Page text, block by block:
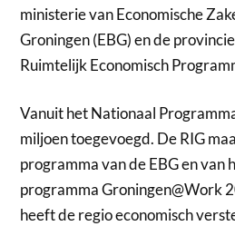
ministerie van Economische
Groningen (EBG) en de
Ruimtelijk Economisch
Vanuit het Nationaal
miljoen toegevoegd. De RIG
programma van de EBG en van
programma Groningen@Work
heeft de regio economisch